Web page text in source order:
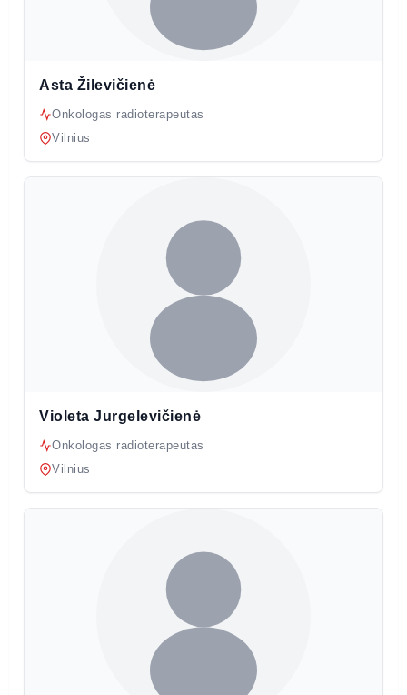
Asta Žilevičienė
Onkologas radioterapeutas
Vilnius
Violeta Jurgelevičienė
Onkologas radioterapeutas
Vilnius